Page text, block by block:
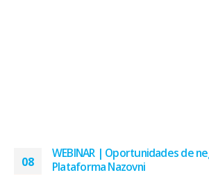
08
WEBINAR | Oportunidades de
Plataforma Nazovni